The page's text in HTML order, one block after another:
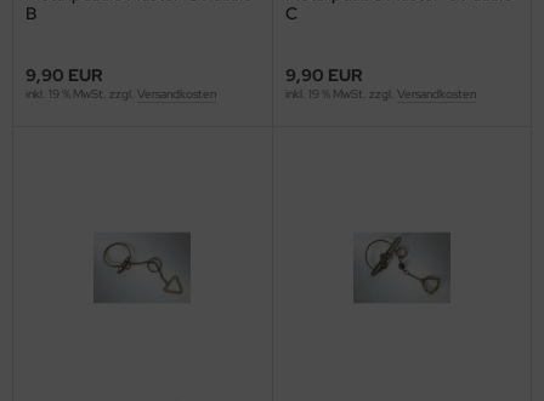
B
9,90 EUR
inkl. 19 % MwSt. zzgl. Versandkosten
C
9,90 EUR
inkl. 19 % MwSt. zzgl. Versandkosten